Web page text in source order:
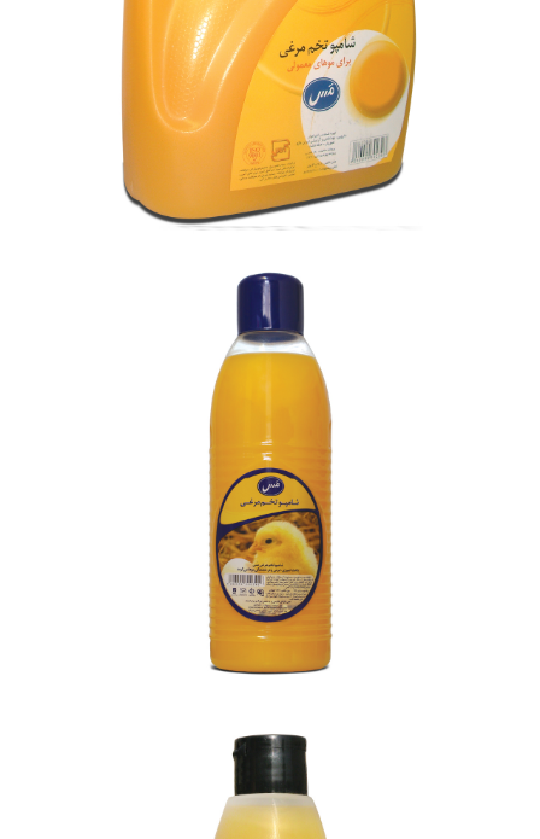
بزرگنمایی توضیحات بیشتر
شامپو تخم مرغی مَس (4 کیلوگرمی)
بزرگنمایی توضیحات بیشتر